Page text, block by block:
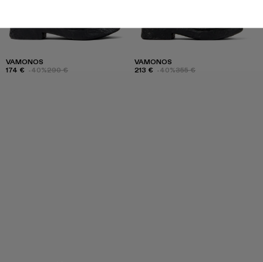
VAMONOS
174 € -40%290 €
VAMONOS
213 € -40%355 €